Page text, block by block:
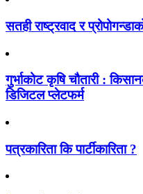
सतही राष्ट्रवाद र
गुर्भाकोट कृषि चौतारी :
डिजिटल प्लेटफर्म
पत्रकारिता कि पार्टीकारिता ?